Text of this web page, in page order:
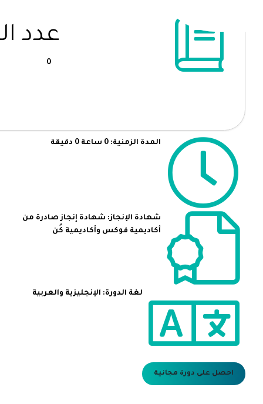
عدد
0
المدة الزمنية: 0 ساعة 0 دقيقة
شهادة الإنجاز: شهادة إنجاز صادرة من
أكاديمية فوكس وأكاديمية كُن
لغة الدورة: الإنجليزية والعربية
احصل على دورة مجانية